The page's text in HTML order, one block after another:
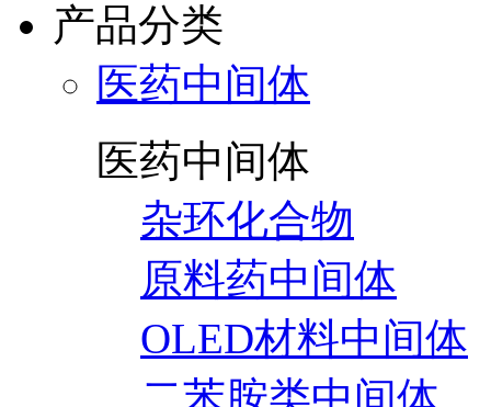
产品分类
医药中间体
医药中间体
杂环化合物
原料药中间体
OLED材料中间体